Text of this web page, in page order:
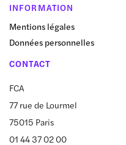
INFORMATION
Mentions légales
Données personnelles
CONTACT
FCA
77 rue de Lourmel
75015 Paris
01 44 37 02 00